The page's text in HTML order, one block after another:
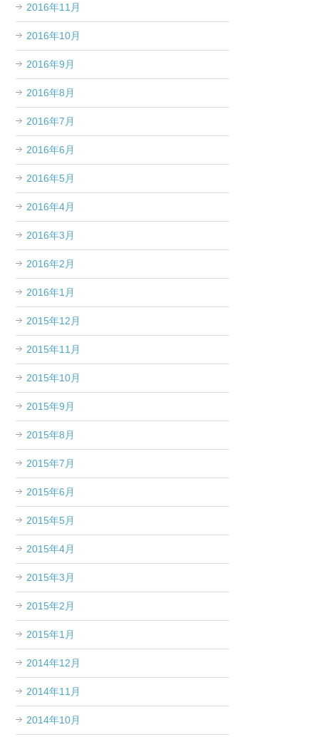
2016年11月
2016年10月
2016年9月
2016年8月
2016年7月
2016年6月
2016年5月
2016年4月
2016年3月
2016年2月
2016年1月
2015年12月
2015年11月
2015年10月
2015年9月
2015年8月
2015年7月
2015年6月
2015年5月
2015年4月
2015年3月
2015年2月
2015年1月
2014年12月
2014年11月
2014年10月